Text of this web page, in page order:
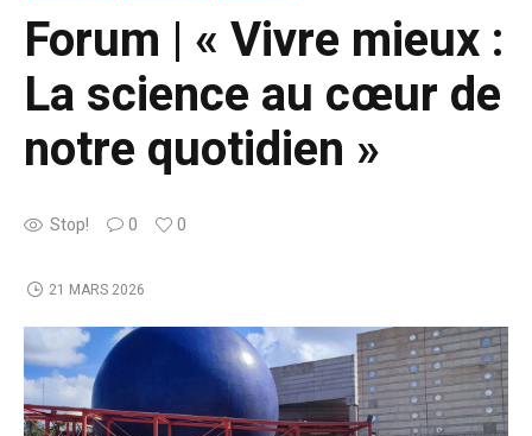
Forum | « Vivre mieux :
La science au cœur de
notre quotidien »
Stop! 0 0
21 MARS 2026